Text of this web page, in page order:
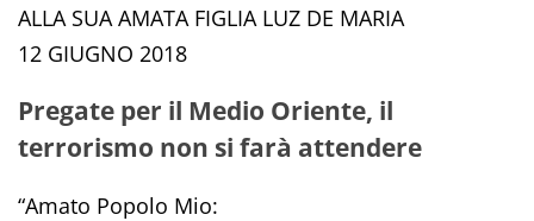
ALLA SUA AMATA FIGLIA LUZ DE MARIA
12 GIUGNO 2018
Pregate per il Medio Oriente, il
terrorismo non si farà attendere
“Amato Popolo Mio: